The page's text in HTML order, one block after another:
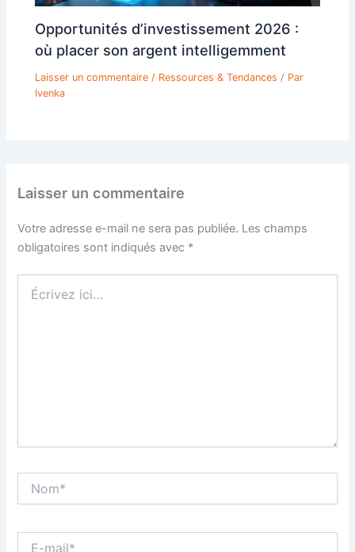
Opportunités d’investissement 2026 :
où placer son argent intelligemment
Laisser un commentaire / Ressources & Tendances / Par
Ivenka
Laisser un commentaire
Votre adresse e-mail ne sera pas publiée. Les champs
obligatoires sont indiqués avec *
ici…